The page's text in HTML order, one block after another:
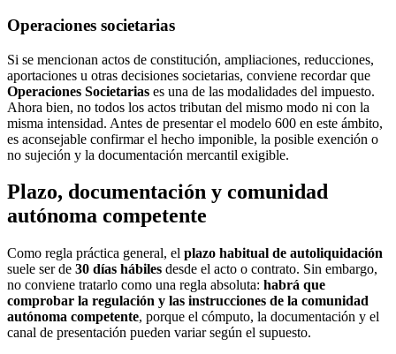
Operaciones societarias
Si se mencionan actos de constitución, ampliaciones, reducciones,
aportaciones u otras decisiones societarias, conviene recordar que
Operaciones Societarias es una de las modalidades del impuesto.
Ahora bien, no todos los actos tributan del mismo modo ni con la
misma intensidad. Antes de presentar el modelo 600 en este ámbito,
es aconsejable confirmar el hecho imponible, la posible exención o
no sujeción y la documentación mercantil exigible.
Plazo, documentación y comunidad
autónoma competente
Como regla práctica general, el plazo habitual de autoliquidación
suele ser de 30 días hábiles desde el acto o contrato. Sin embargo,
no conviene tratarlo como una regla absoluta: habrá que
comprobar la regulación y las instrucciones de la comunidad
autónoma competente, porque el cómputo, la documentación y el
canal de presentación pueden variar según el supuesto.